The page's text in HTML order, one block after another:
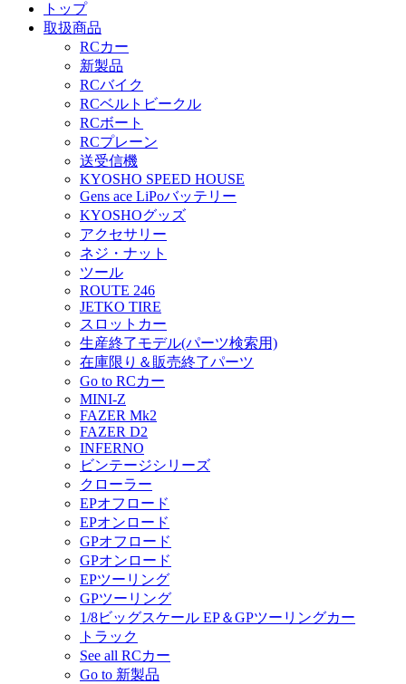
トップ
取扱商品
RCカー
新製品
RCバイク
RCベルトビークル
RCボート
RCプレーン
送受信機
KYOSHO SPEED HOUSE
Gens ace LiPoバッテリー
KYOSHOグッズ
アクセサリー
ネジ・ナット
ツール
ROUTE 246
JETKO TIRE
スロットカー
生産終了モデル(パーツ検索用)
在庫限り＆販売終了パーツ
Go to RCカー
MINI-Z
FAZER Mk2
FAZER D2
INFERNO
ビンテージシリーズ
クローラー
EPオフロード
EPオンロード
GPオフロード
GPオンロード
EPツーリング
GPツーリング
1/8ビッグスケール EP＆GPツーリングカー
トラック
See all RCカー
Go to 新製品